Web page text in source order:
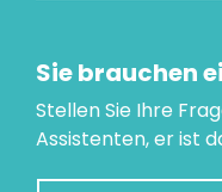
Sie brauchen
Stellen Sie Ihre
Assistenten, er ist